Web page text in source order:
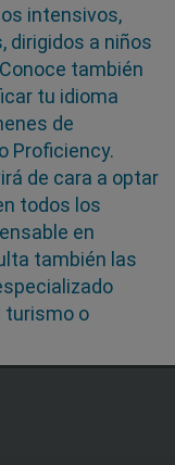
intensivos,
dirigidos a niños
también
tu idioma
de
Proficiency.
de cara a optar
todos los
en
también las
turismo o